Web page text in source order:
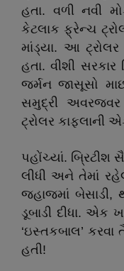
હતા. વળી નવી
કેટલાક ફ્રેન્ચ
માંડ્યા. આ ટ્રોલર
હતા. વીશી સરકાર
જર્મન જાસૂસો
સમુદ્રી
ટ્રોલર કાફલાની
પહોંચ્યાં. બ્રિટીશ
લીધી અને તેમાં
જહાજમાં બેસાડી,
ડૂબાડી દીધા.
‘ઇસ્તકબાલ’
હતી!